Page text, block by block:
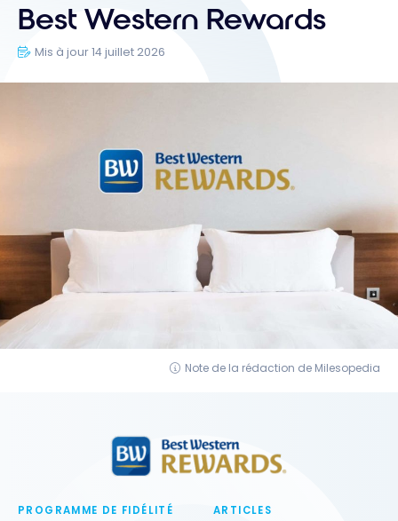
Best Western Rewards
Mis à jour 14 juillet 2026
Note de la rédaction de Milesopedia
PROGRAMME DE FIDÉLITÉ ARTICLES